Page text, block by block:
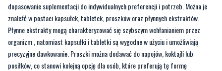
dopasowanie suplementacji do indywidualnych preferencji i potrzeb. Można je
znaleźć w postaci kapsułek, tabletek, proszków oraz płynnych ekstraktów.
Płynne ekstrakty mogą charakteryzować się szybszym wchłanianiem przez
organizm , natomiast kapsułki i tabletki są wygodne w użyciu i umożliwiają
precyzyjne dawkowanie. Proszki można dodawać do napojów, koktajli lub
posiłków, co stanowi kolejną opcję dla osób, które preferują tę formę